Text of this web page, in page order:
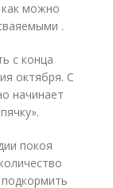
можно
.
с конца
октября. С
начинает
покоя